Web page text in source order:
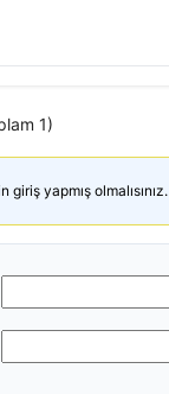
1)
yapmış olmalısınız.